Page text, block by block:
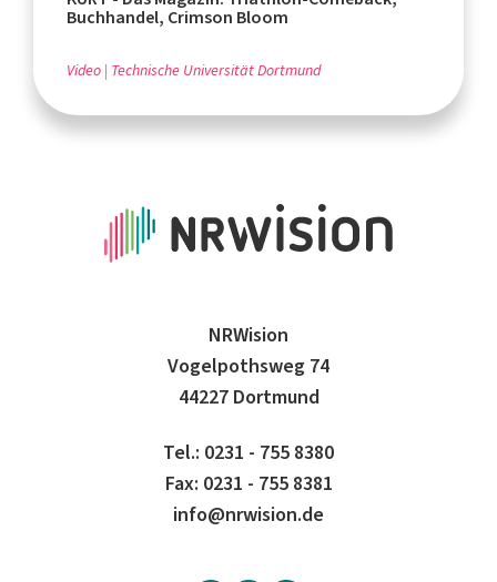
Buchhandel, Crimson Bloom
Video Technische Universität Dortmund
NRWision
Vogelpothsweg 74
44227 Dortmund
Tel.: 0231 - 755 8380
Fax: 0231 - 755 8381
info@nrwision.de